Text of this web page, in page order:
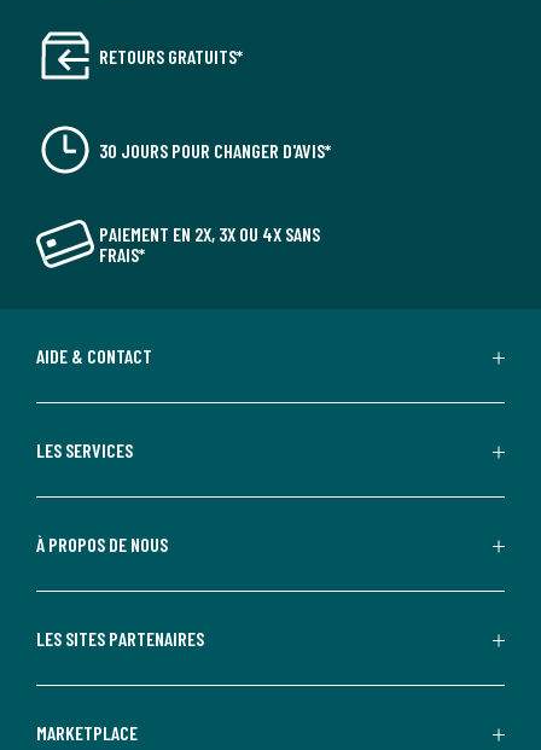
RETOURS GRATUITS*
30 JOURS POUR CHANGER D'AVIS*
PAIEMENT EN 2X, 3X OU 4X SANS
FRAIS*
AIDE & CONTACT
LES SERVICES
À PROPOS DE NOUS
LES SITES PARTENAIRES
MARKETPLACE